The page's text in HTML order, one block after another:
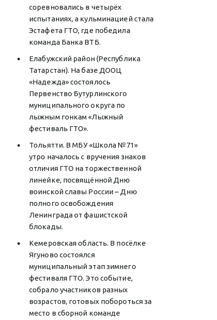
соревновались в четырёх
испытаниях, а кульминацией стала
Эстафета ГТО, где победила
команда Банка ВТБ.
Елабужский район (Республика
Татарстан). На базе ДООЦ
«Надежда» состоялось
Первенство Бутурлинского
муниципального округа по
лыжным гонкам «Лыжный
фестиваль ГТО».
Тольятти. В МБУ «Школа №71»
утро началось с вручения знаков
отличия ГТО на торжественной
линейке, посвящённой Дню
воинской славы России – Дню
полного освобождения
Ленинграда от фашистской
блокады.
Кемеровская область. В посёлке
Ягуново состоялся
муниципальный этап зимнего
фестиваля ГТО. Это событие,
собрало участников разных
возрастов, готовых побороться за
место в сборной команде